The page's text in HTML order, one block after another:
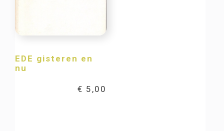
EDE gisteren en
nu
€ 5,00